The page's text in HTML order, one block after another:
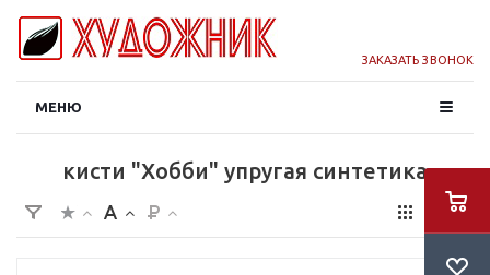
ЗАКАЗАТЬ ЗВОНОК
МЕНЮ
кисти "Хобби" упругая синтетика